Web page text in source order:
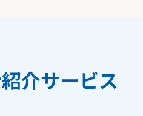
介サービス